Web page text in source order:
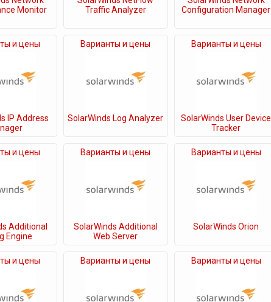
Monitor
Traffic Analyzer
Configuration Manager
и цены
IP Address
Варианты и цены
SolarWinds Log Analyzer
Варианты и цены
SolarWinds User Device
Tracker
и цены
Additional
Engine
Варианты и цены
SolarWinds Additional
Web Server
Варианты и цены
SolarWinds Orion
и цены Варианты и цены Варианты и цены